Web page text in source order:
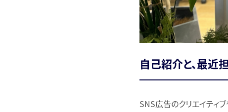
自己紹介と、最近
SNS広告のクリエイティ